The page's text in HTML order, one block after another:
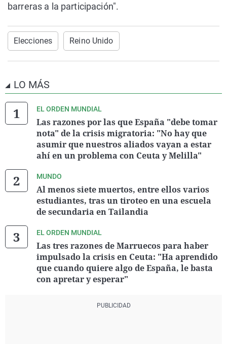
barreras a la participación".
Elecciones Reino Unido
LO MÁS
EL ORDEN MUNDIAL
Las razones por las que España "debe tomar
nota" de la crisis migratoria: "No hay que
asumir que nuestros aliados vayan a estar
ahí en un problema con Ceuta y Melilla"
MUNDO
Al menos siete muertos, entre ellos varios
estudiantes, tras un tiroteo en una escuela
de secundaria en Tailandia
EL ORDEN MUNDIAL
Las tres razones de Marruecos para haber
impulsado la crisis en Ceuta: "Ha aprendido
que cuando quiere algo de España, le basta
con apretar y esperar"